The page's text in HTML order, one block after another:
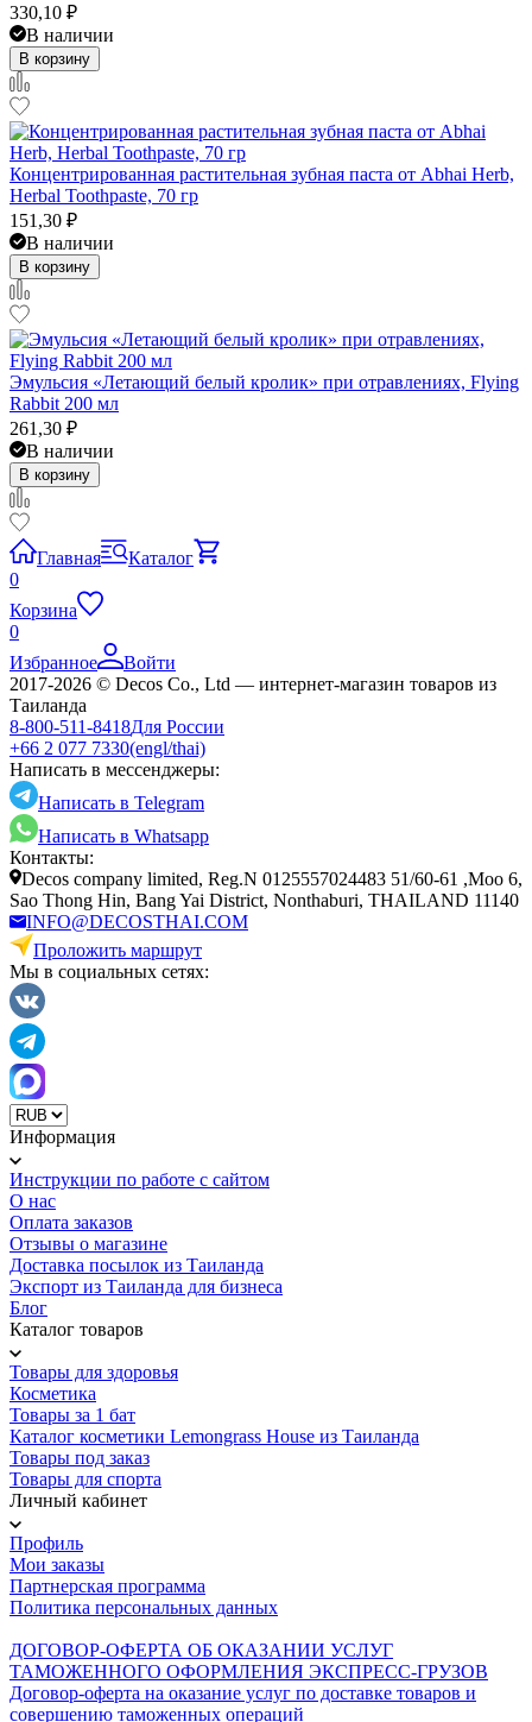
330,10 ₽
В наличии
В корзину
Концентрированная растительная зубная паста от Abhai Herb,
Herbal Toothpaste, 70 гр
151,30 ₽
В наличии
В корзину
Эмульсия «Летающий белый кролик» при отравлениях, Flying
Rabbit 200 мл
261,30 ₽
В наличии
В корзину
Главная
Каталог
0
Корзина
0
Избранное
Войти
2017-2026 © Decos Co., Ltd — интернет-магазин товаров из
Таиланда
8-800-511-8418Для России
+66 2 077 7330(engl/thai)
Написать в мессенджеры:
Написать в Telegram
Написать в Whatsapp
Контакты:
Decos company limited, Reg.N 0125557024483 51/60-61 ,Moo 6,
Sao Thong Hin, Bang Yai District, Nonthaburi, THAILAND 11140
INFO@DECOSTHAI.COM
Проложить маршрут
Мы в социальных сетях:
Информация
Инструкции по работе с сайтом
О нас
Оплата заказов
Отзывы о магазине
Доставка посылок из Таиланда
Экспорт из Таиланда для бизнеса
Блог
Каталог товаров
Товары для здоровья
Косметика
Товары за 1 бат
Каталог косметики Lemongrass House из Таиланда
Товары под заказ
Товары для спорта
Личный кабинет
Профиль
Мои заказы
Партнерская программа
Политика персональных данных
ДОГОВОР-ОФЕРТА ОБ ОКАЗАНИИ УСЛУГ
ТАМОЖЕННОГО ОФОРМЛЕНИЯ ЭКСПРЕСС-ГРУЗОВ
Договор-оферта на оказание услуг по доставке товаров и
совершению таможенных операций